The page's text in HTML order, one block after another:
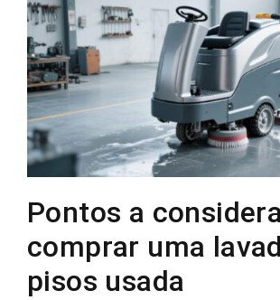
Pontos a
comprar uma
pisos usada